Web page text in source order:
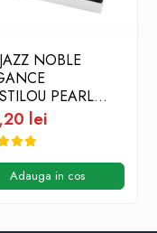
NOBLE
PEARL
CUTIE CADOU
lei
Adauga in cos